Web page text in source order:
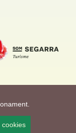
cookies